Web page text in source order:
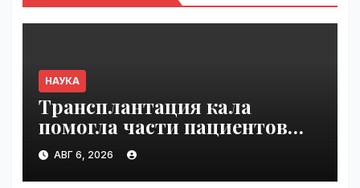
НАУКА
Трансплантация кала
помогла части пациентов
с пищевой аллергией |
VseTime.ru
АВГ 6, 2026